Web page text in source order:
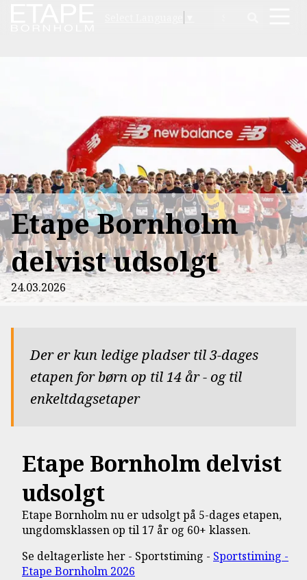
Etape Bornholm
delvist udsolgt
24.03.2026
Der er kun ledige pladser til 3-dages
etapen for børn op til 14 år - og til
enkeltdagsetaper
Etape Bornholm delvist
udsolgt
Etape Bornholm nu er udsolgt på 5-dages etapen,
ungdomsklassen op til 17 år og 60+ klassen.
Se deltagerliste her - Sportstiming - Sportstiming -
Etape Bornholm 2026